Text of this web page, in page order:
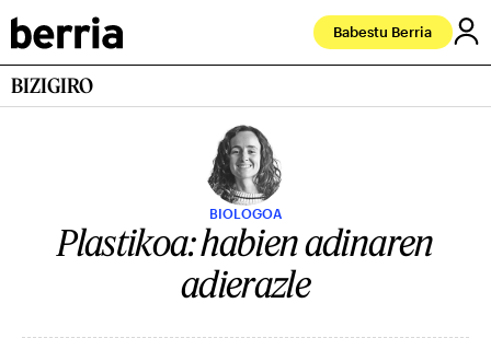
Babestu Berria
BIZIGIRO
BIOLOGOA
Plastikoa: habien adinaren
adierazle